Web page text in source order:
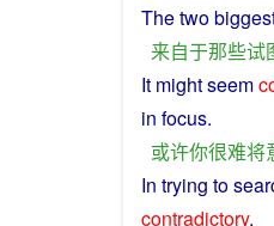
Thetwo
来自于那些试
It mightseem
in focus.
或许你很难将
In trying to
contradictory.